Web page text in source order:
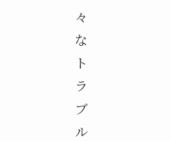
々
な
ト
ラ
ブ
ル